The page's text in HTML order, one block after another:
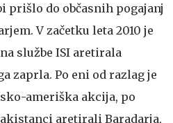
prišlo do občasnih pogajanj
V začetku leta 2010 je
službe ISI aretirala
zaprla. Po eni od razlag je
ameriška akcija, po
aretirali Baradarja,